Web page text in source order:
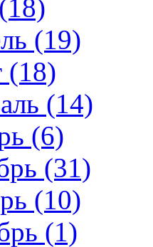
(18)
(19)
(18)
(14)
(6)
(31)
(10)
(1)